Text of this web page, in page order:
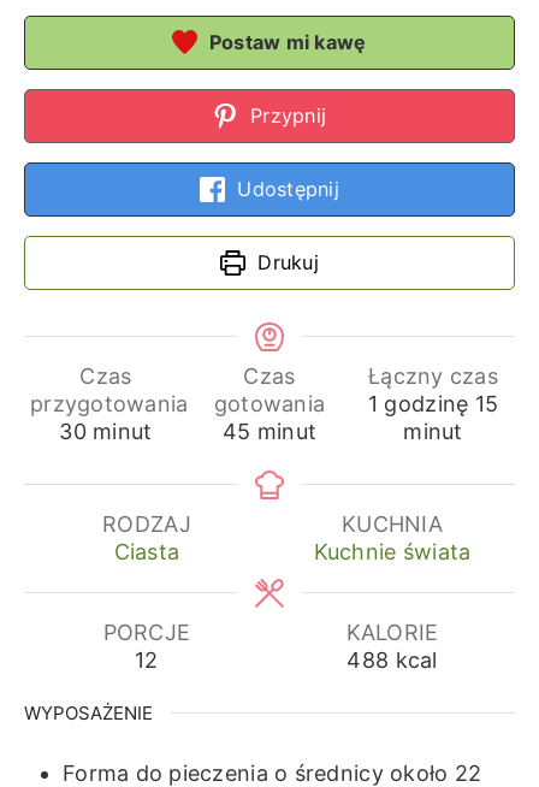
Postaw mi kawę
Przypnij
Udostępnij
Drukuj
Czas
przygotowania
30minuty
minut
Czas
gotowania
45 minuty
minut
Łączny czas
1 godzina
godzinę 15
minut
RODZAJ
Ciasta
KUCHNIA
Kuchnie świata
PORCJE
12
KALORIE
488 kcal
WYPOSAŻENIE
Forma do pieczenia o średnicy około 22